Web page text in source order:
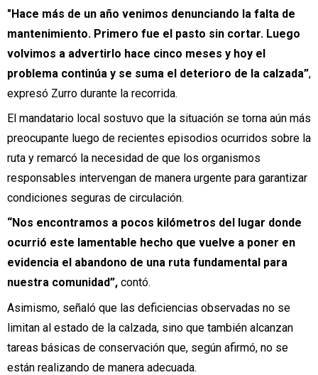
"Hace más de un año venimos denunciando la falta de
mantenimiento. Primero fue el pasto sin cortar. Luego
volvimos a advertirlo hace cinco meses y hoy el
problema continúa y se suma el deterioro de la calzada”,
expresó Zurro durante la recorrida.
El mandatario local sostuvo que la situación se torna aún más
preocupante luego de recientes episodios ocurridos sobre la
ruta y remarcó la necesidad de que los organismos
responsables intervengan de manera urgente para garantizar
condiciones seguras de circulación.
“Nos encontramos a pocos kilómetros del lugar donde
ocurrió este lamentable hecho que vuelve a poner en
evidencia el abandono de una ruta fundamental para
nuestra comunidad”, contó.
Asimismo, señaló que las deficiencias observadas no se
limitan al estado de la calzada, sino que también alcanzan
tareas básicas de conservación que, según afirmó, no se
están realizando de manera adecuada.